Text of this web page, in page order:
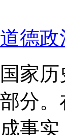
德政
家
分
事